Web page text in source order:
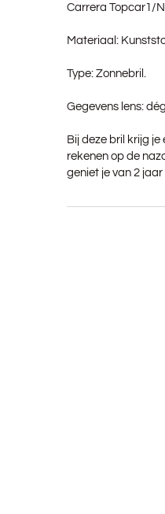
Carrera Topcar1/
Materiaal:
Type: Zonnebril.
Gegevens lens:
Bij deze bril krijg je
rekenen op de
geniet je van 2